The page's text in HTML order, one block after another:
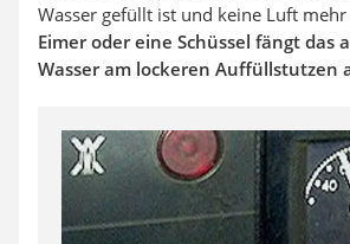
Wasser gefüllt ist und keine Luft
Eimer oder eine Schüssel fängt das
Wasser am lockeren Auffüllstutzen